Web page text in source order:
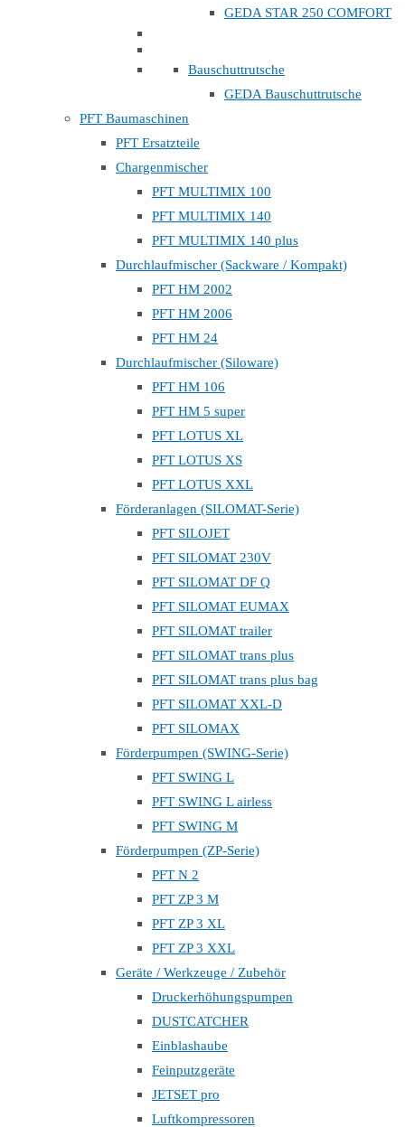
GEDA STAR 250 COMFORT
Bauschuttrutsche
GEDA Bauschuttrutsche
PFT Baumaschinen
PFT Ersatzteile
Chargenmischer
PFT MULTIMIX 100
PFT MULTIMIX 140
PFT MULTIMIX 140 plus
Durchlaufmischer (Sackware / Kompakt)
PFT HM 2002
PFT HM 2006
PFT HM 24
Durchlaufmischer (Siloware)
PFT HM 106
PFT HM 5 super
PFT LOTUS XL
PFT LOTUS XS
PFT LOTUS XXL
Förderanlagen (SILOMAT-Serie)
PFT SILOJET
PFT SILOMAT 230V
PFT SILOMAT DF Q
PFT SILOMAT EUMAX
PFT SILOMAT trailer
PFT SILOMAT trans plus
PFT SILOMAT trans plus bag
PFT SILOMAT XXL-D
PFT SILOMAX
Förderpumpen (SWING-Serie)
PFT SWING L
PFT SWING L airless
PFT SWING M
Förderpumpen (ZP-Serie)
PFT N 2
PFT ZP 3 M
PFT ZP 3 XL
PFT ZP 3 XXL
Geräte / Werkzeuge / Zubehör
Druckerhöhungspumpen
DUSTCATCHER
Einblashaube
Feinputzgeräte
JETSET pro
Luftkompressoren